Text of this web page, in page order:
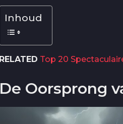
Inhoud
RELATED Top 20
De Oorsprong